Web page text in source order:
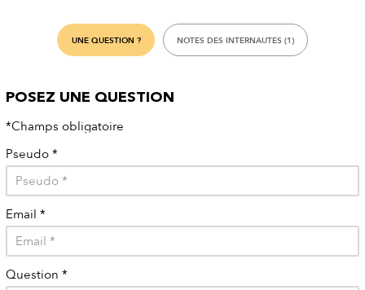
UNE QUESTION ? NOTES DES INTERNAUTES (1)
POSEZ UNE QUESTION
*Champs obligatoire
Pseudo *
Email *
Question *